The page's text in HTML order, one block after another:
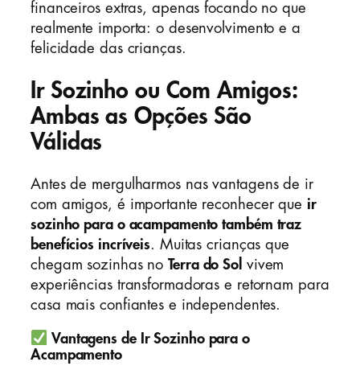
financeiros extras, apenas focando no que
realmente importa: o desenvolvimento e a
felicidade das crianças.
Ir Sozinho ou Com Amigos:
Ambas as Opções São
Válidas
Antes de mergulharmos nas vantagens de ir
com amigos, é importante reconhecer que ir
sozinho para o acampamento também traz
benefícios incríveis . Muitas crianças que
chegam sozinhas noTerra do Sol vivem
experiências transformadoras e retornam para
casa mais confiantes e independentes.
Vantagens de Ir Sozinho para o
Acampamento